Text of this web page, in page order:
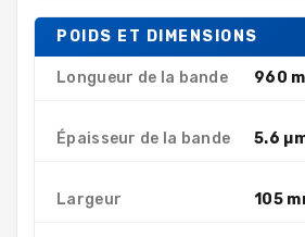
POIDS ET DIMENSIONS
Longueur de la bande 960 m
Épaisseur de la bande 5.6
Largeur 105